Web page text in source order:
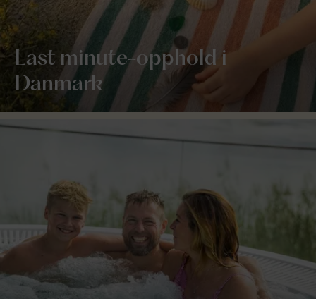
Last minute-opphold i
Danmark